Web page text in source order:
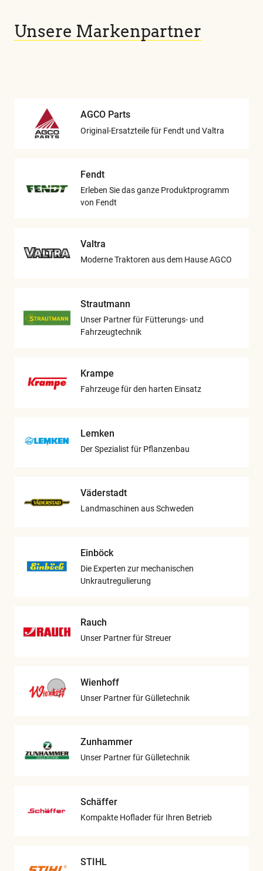
Unsere Markenpartner
AGCO Parts
Original-Ersatzteile für Fendt und Valtra
Fendt
Erleben Sie das ganze Produktprogramm
von Fendt
Valtra
Moderne Traktoren aus dem Hause AGCO
Strautmann
Unser Partner für Fütterungs- und
Fahrzeugtechnik
Krampe
Fahrzeuge für den harten Einsatz
Lemken
Der Spezialist für Pflanzenbau
Väderstadt
Landmaschinen aus Schweden
Einböck
Die Experten zur mechanischen
Unkrautregulierung
Rauch
Unser Partner für Streuer
Wienhoff
Unser Partner für Gülletechnik
Zunhammer
Unser Partner für Gülletechnik
Schäffer
Kompakte Hoflader für Ihren Betrieb
STIHL